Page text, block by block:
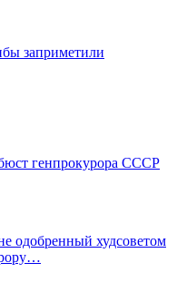
заприметили
генпрокурора СССР
одобренный худсоветом